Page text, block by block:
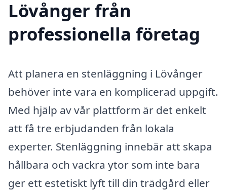
Lövånger från
professionella företag
Att planera en stenläggning i Lövånger
behöver inte vara en komplicerad uppgift.
Med hjälp av vår plattform är det enkelt
att få tre erbjudanden från lokala
experter. Stenläggning innebär att skapa
hållbara och vackra ytor som inte bara
ger ett estetiskt lyft till din trädgård eller